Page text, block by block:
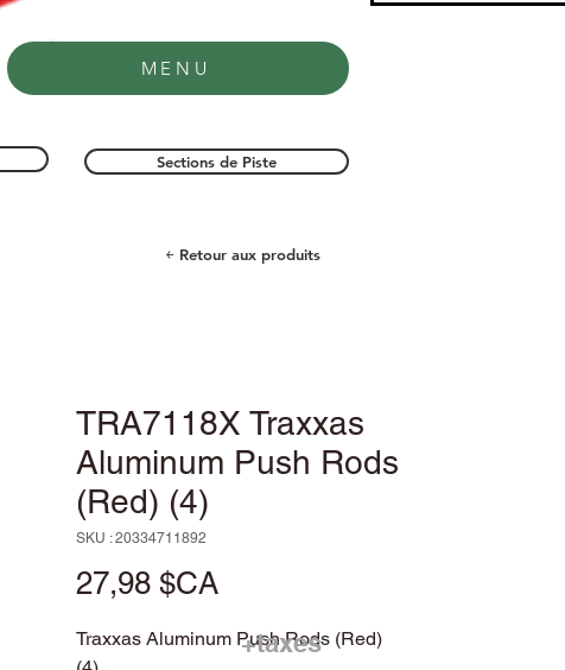
MENU
Sections de Piste
TRA7118X Traxxas
Aluminum Push Rods
(Red) (4)
SKU : 20334711892
27,98 $CAPrix
Traxxas Aluminum Push Rods (Red)
+taxes
￩ Retour aux produits